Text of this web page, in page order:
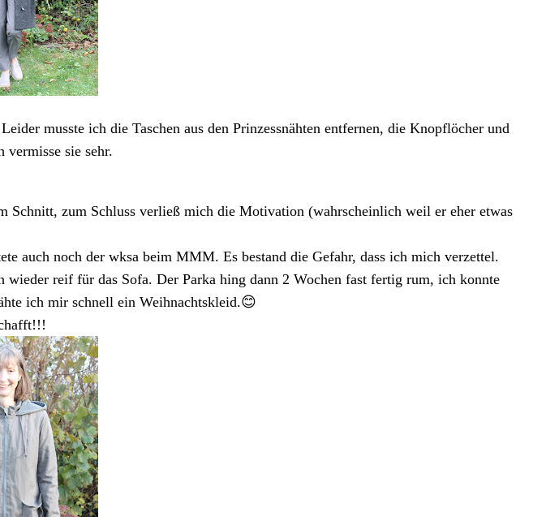
musste ich die Taschen aus den Prinzessnähten entfernen, die Knopflöcher und
vermisse sie sehr.
Schnitt, zum Schluss verließ mich die Motivation (wahrscheinlich weil er eher etwas
auch noch der wksa beim MMM. Es bestand die Gefahr, dass ich mich verzettel.
reif für das Sofa. Der Parka hing dann 2 Wochen fast fertig rum, ich konnte
ich mir schnell ein Weihnachtskleid.😊